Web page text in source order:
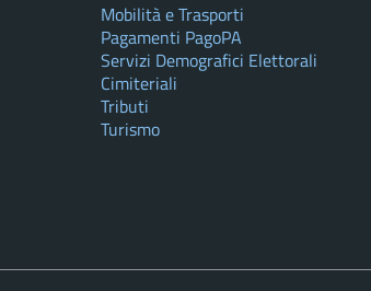
Mobilità e Trasporti
Pagamenti PagoPA
Servizi Demografici Elettorali
Cimiteriali
Tributi
Turismo